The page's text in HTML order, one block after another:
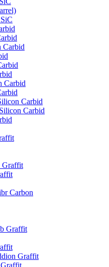
Carbid
Carbid
Carbid
Carbid
Graffit
Carbon
Graffit
Graffit
Graffit